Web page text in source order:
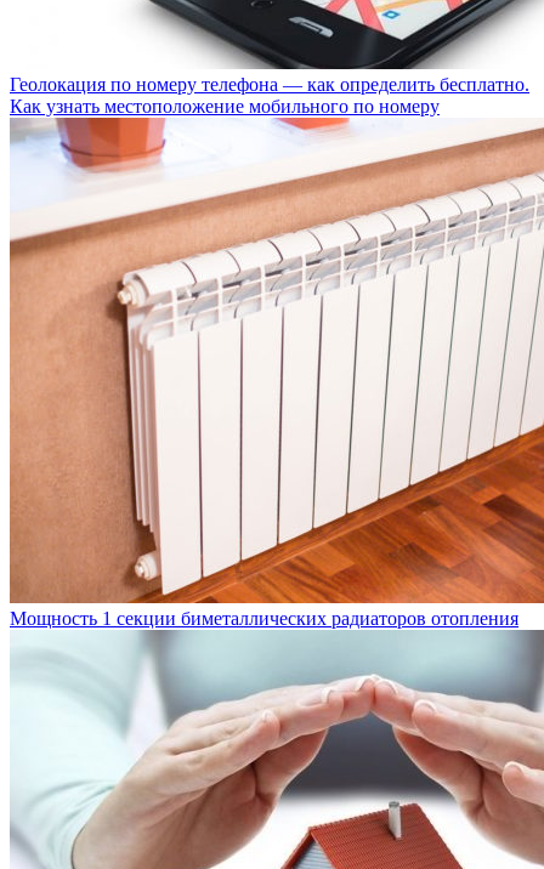
Геолокация по номеру телефона — как определить бесплатно.
Как узнать местоположение мобильного по номеру
Мощность 1 секции биметаллических радиаторов отопления